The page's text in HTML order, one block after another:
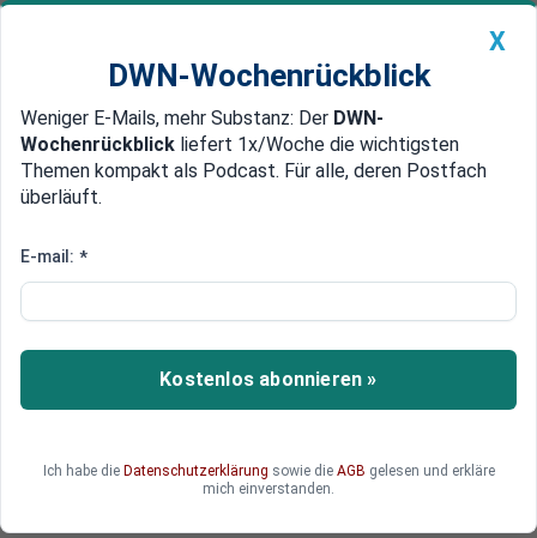
Newsticker MEIN DWN: Geldanlage Premium
Edelmetalle DWN-Magazin China
Deutscher Strommarkt: „Die
dumm und dämlich“
Nicht nur die Gaspreise steigen an den
Terminmärkten immer weiter an, sondern auch
große Sorgenfalten.
X
DWN-Wochenrückblick
Weniger E-Mails, mehr Substanz: Der DWN-
Wochenrückblick liefert 1x/Woche die wichtigsten
Themen kompakt als Podcast. Für alle, deren Postfach
überläuft.
E-mail: *
Kostenlos abonnieren »
Ich habe die Datenschutzerklärung sowie die AGB gelesen und erkläre
mich einverstanden.